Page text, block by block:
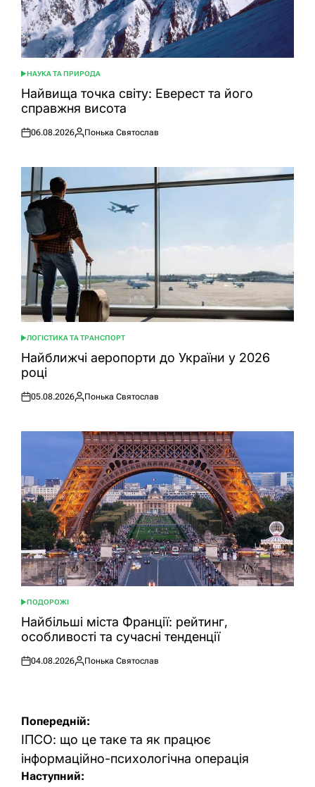
ОПУБЛІКУВАТИ
У
НАУКА ТА ПРИРОДА
Найвища точка світу: Еверест та його
справжня висота
Оприлюднено
06.08.2026
Опубліковано
Понька Святослав
ОПУБЛІКУВАТИ
У
ЛОГІСТИКА ТА ТРАНСПОРТ
Найближчі аеропорти до України у 2026
році
Оприлюднено
05.08.2026
Опубліковано
Понька Святослав
ОПУБЛІКУВАТИ
У
ПОДОРОЖІ
Найбільші міста Франції: рейтинг,
особливості та сучасні тенденції
Оприлюднено
04.08.2026
Опубліковано
Понька Святослав
Навігація
записів
Попередній:
ІПСО: що це таке та як працює
інформаційно-психологічна операція
Наступний: